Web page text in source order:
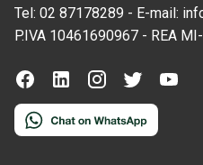
Tel: 02 87178289 - E-mail:
P.IVA 10461690967 - REA